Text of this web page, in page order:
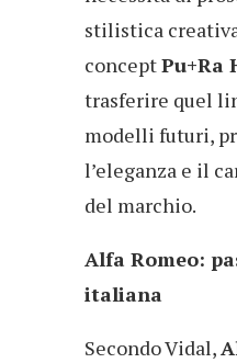
stilistica
conceptPu+Ra
trasferire quel
modelli futuri,
l’eleganza e il
del marchio.
Alfa Romeo:
italiana
Secondo Vidal,